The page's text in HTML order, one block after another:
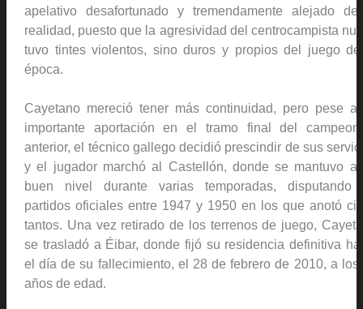
apelativo desafortunado y tremendamente alejado
realidad, puesto que la agresividad del centrocampista
tuvo tintes violentos, sino duros y propios del juego
época.
Cayetano mereció tener más continuidad, pero pese a
importante aportación en el tramo final del
anterior, el técnico gallego decidió prescindir de sus
y el jugador marchó al Castellón, donde se mantuvo a
buen nivel durante varias temporadas, disputando
partidos oficiales entre 1947 y 1950 en los que anotó
tantos. Una vez retirado de los terrenos de juego,
se trasladó a Éibar, donde fijó su residencia definitiva
el día de su fallecimiento, el 28 de febrero de 2010, a los
años de edad.